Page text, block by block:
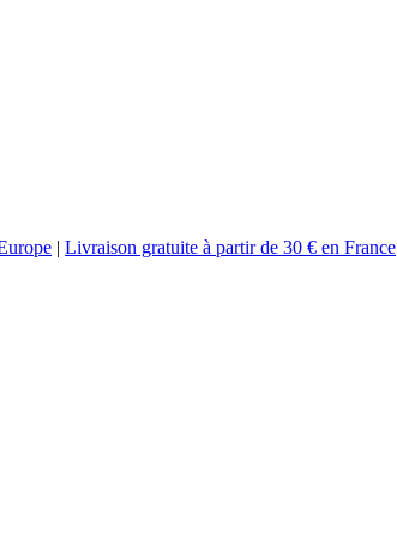
| Livraison gratuite à partir de 30 € en France